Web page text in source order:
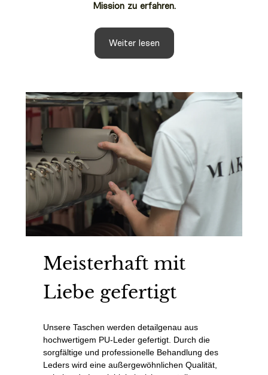
Mission zu erfahren.
Weiter lesen
Meisterhaft mit
Liebe gefertigt
Unsere Taschen werden detailgenau aus
hochwertigem PU-Leder gefertigt. Durch die
sorgfältige und professionelle Behandlung des
Leders wird eine außergewöhnlichen Qualität,